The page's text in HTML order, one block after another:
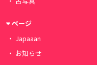
ページ
Japaaan
お知らせ